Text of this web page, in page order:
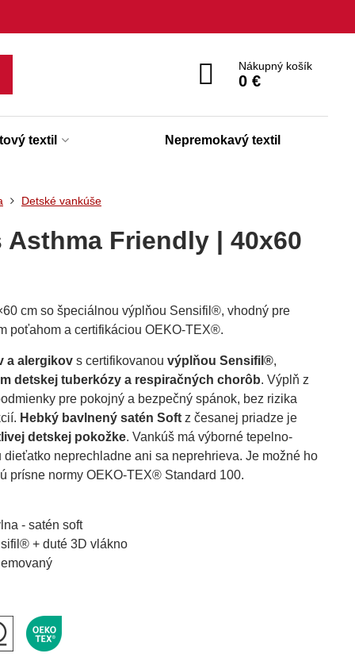
Nákupný košík
0 €
textil Nepremokavý textil
Detské vankúše
Friendly | 40x60
cm so špeciálnou výplňou Sensifil®, vhodný pre
poťahom a certifikáciou OEKO-TEX®.
a alergikovs certifikovanou výplňou Sensifil®,
detskej tuberkózy a respiračných chorôb. Výplň z
pre pokojný a bezpečný spánok, bez rizika
Hebký bavlnený satén Softz česanej priadze je
detskej pokožke. Vankúš má výborné tepelno-
neprechladne ani sa neprehrieva. Je možné ho
prísne normy OEKO-TEX® Standard 100.
- satén soft
+ duté 3D vlákno